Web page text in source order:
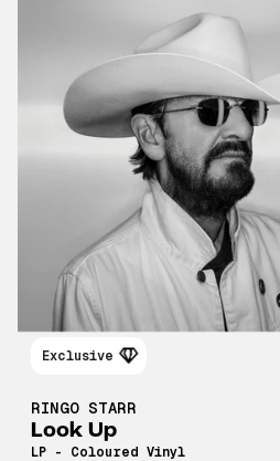
Exclusive
RINGO STARR
Look Up
LP - Coloured Vinyl